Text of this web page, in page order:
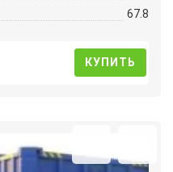
67.8
КУПИТЬ